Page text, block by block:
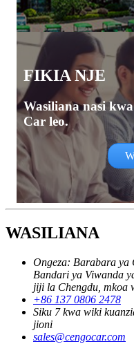
FIKIA NJE
Wasiliana nasi
Car leo.
WASILIANA
Ongeza: Barabara ya
Bandari ya Viwanda
jiji la Chengdu, mkoa
+86 137 0806 2478
Siku 7 kwa wiki
jioni
sales@cengocar.com